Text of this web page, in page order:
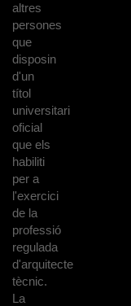
altres
persones
que
disposin
d'un
títol
universitari
oficial
que els
habiliti
per a
l'exercici
de la
professió
regulada
d'arquitecte
tècnic.
La